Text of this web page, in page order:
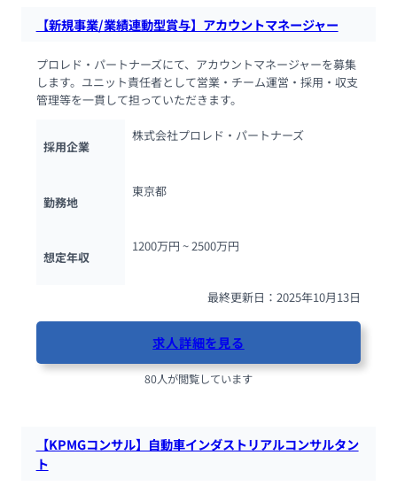
【新規事業/業績連動型賞与】アカウントマネージャー
プロレド・パートナーズにて、アカウントマネージャーを募集
します。ユニット責任者として営業・チーム運営・採用・収支
管理等を一貫して担っていただきます。
採用企業
株式会社プロレド・パートナーズ
勤務地
東京都
想定年収
1200万円 ~ 2500万円
最終更新日：2025年10月13日
求人詳細を見る
80人が閲覧しています
【KPMGコンサル】自動車インダストリアルコンサルタン
ト